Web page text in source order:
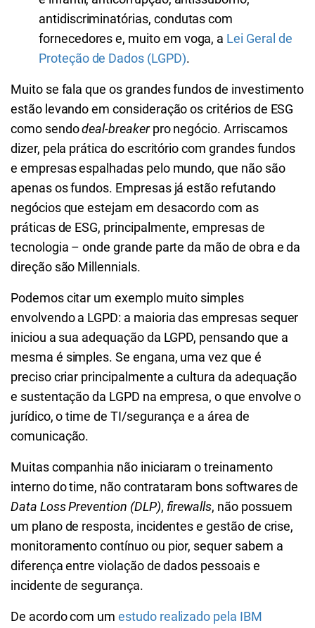
antidiscriminatórias, condutas com
fornecedores e, muito em voga, a Lei Geral de
Proteção de Dados (LGPD).
Muito se fala que os grandes fundos de investimento
estão levando em consideração os critérios de ESG
como sendodeal-breakerpro negócio. Arriscamos
dizer, pela prática do escritório com grandes fundos
e empresas espalhadas pelo mundo, que não são
apenas os fundos. Empresas já estão refutando
negócios que estejam em desacordo com as
práticas de ESG, principalmente, empresas de
tecnologia – onde grande parte da mão de obra e da
direção são Millennials.
Podemos citar um exemplo muito simples
envolvendo a LGPD: a maioria das empresas sequer
iniciou a sua adequação da LGPD, pensando que a
mesma é simples. Se engana, uma vez que é
preciso criar principalmente a cultura da adequação
e sustentação da LGPD na empresa, o que envolve o
jurídico, o time de TI/segurança e a área de
comunicação.
Muitas companhia não iniciaram o treinamento
interno do time, não contrataram bons softwares de
Data Loss Prevention (DLP), firewalls, não possuem
um plano de resposta, incidentes e gestão de crise,
monitoramento contínuo ou pior, sequer sabem a
diferença entre violação de dados pessoais e
incidente de segurança.
De acordo com umestudo realizado pela IBM